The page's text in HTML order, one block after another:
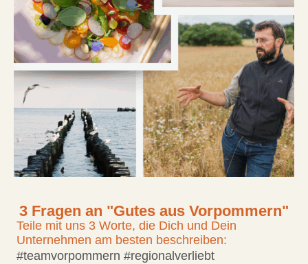
3 Fragen an "Gutes aus Vorpommern"
Teile mit uns 3 Worte, die Dich und Dein
Unternehmen am besten beschreiben:
#teamvorpommern #regionalverliebt